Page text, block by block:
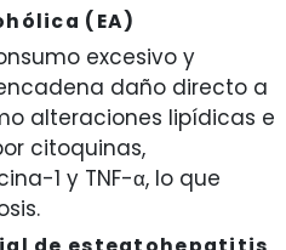
(EA)
excesivo y
daño directo a
alteraciones lipídicas e
citoquinas,
1 y TNF-α, lo que